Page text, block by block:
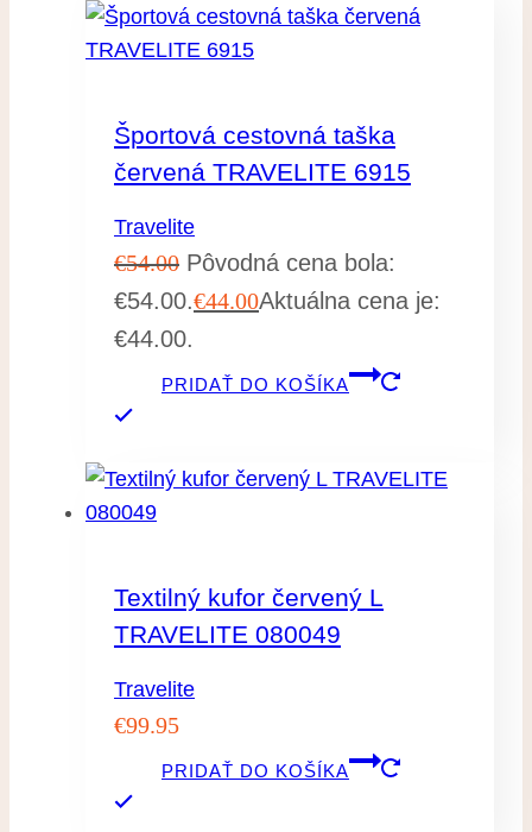
Športová cestovná taška
červená TRAVELITE 6915
Travelite
€54.00 Pôvodná cena bola:
€54.00.€44.00Aktuálna cena je:
€44.00.
PRIDAŤ DO KOŠÍKA
Textilný kufor červený L
TRAVELITE 080049
Travelite
€99.95
PRIDAŤ DO KOŠÍKA